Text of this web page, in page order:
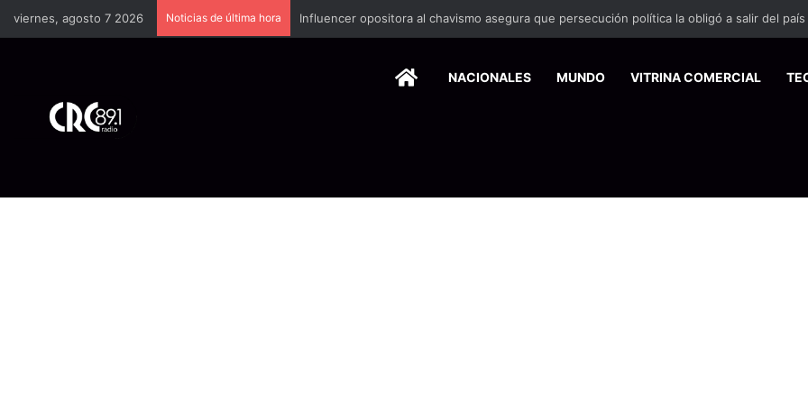
viernes, agosto 7 2026 Noticias de última hora Industria plástica se suma a la economía circular
HOMENACIONALES MUNDO VITRINA COMERCIAL